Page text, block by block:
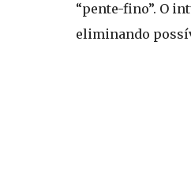
“pente-fino”. O
eliminando